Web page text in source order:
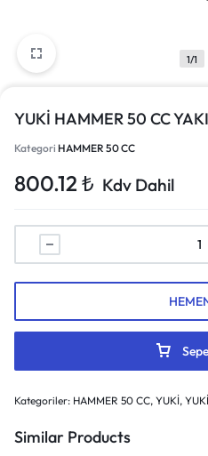
1/1
YUKİ HAMMER 50 CC
Kategori HAMMER 50 CC
800.12 ₺ Kdv Dahil
Kategoriler: HAMMER 50 CC, YUKİ,
Similar Products